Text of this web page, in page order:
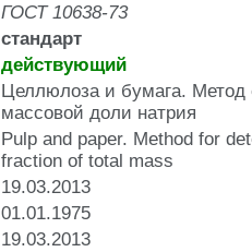
ГОСТ 10638-73
стандарт
действующий
Целлюлоза и бумага. Метод
массовой доли натрия
Pulp and paper. Method for
fraction of total mass
19.03.2013
01.01.1975
19.03.2013